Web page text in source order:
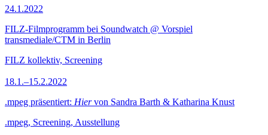
24.1.2022
FILZ-Filmprogramm bei Soundwatch @ Vorspiel
transmediale/CTM in Berlin
FILZ kollektiv, Screening
18.1.–15.2.2022
.mpeg präsentiert: Hiervon Sandra Barth & Katharina Knust
.mpeg, Screening, Ausstellung